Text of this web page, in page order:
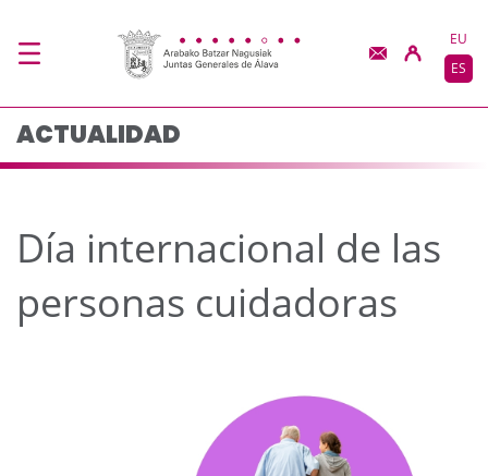
Día internacional de
EU
ES
ACTUALIDAD
Día internacional de las
personas cuidadoras